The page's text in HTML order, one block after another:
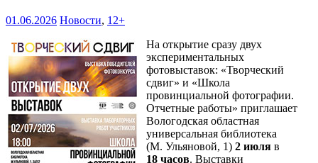
01.06.2026 Новости, 12+
На открытие сразу двух
экспериментальных
фотовыставок: «Творческий
сдвиг» и «Школа
провинциальной фотографии.
Отчетные работы» приглашает
Вологодская областная
универсальная библиотека
(М. Ульяновой, 1) 2 июля в
18 часов. Выставки